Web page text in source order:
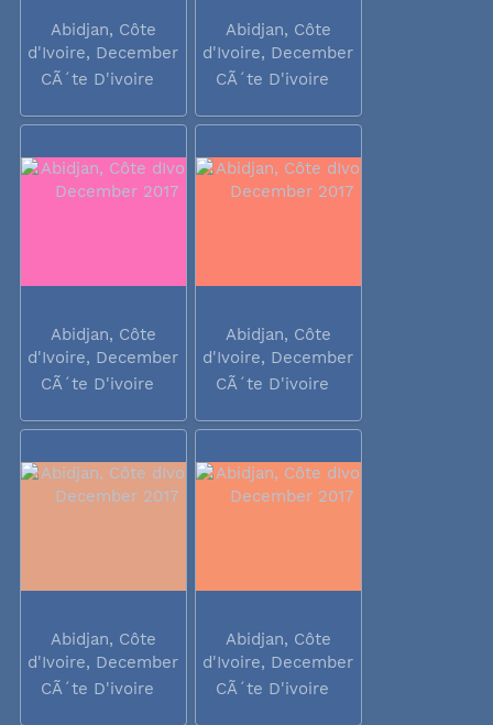
Abidjan, Côte
d'Ivoire, December
2017
CÃ´te D'ivoire
Abidjan, Côte
d'Ivoire, December
2017
CÃ´te D'ivoire
Abidjan, Côte
d'Ivoire, December
2017
CÃ´te D'ivoire
Abidjan, Côte
d'Ivoire, December
2017
CÃ´te D'ivoire
Abidjan, Côte
d'Ivoire, December
2017
CÃ´te D'ivoire
Abidjan, Côte
d'Ivoire, December
2017
CÃ´te D'ivoire